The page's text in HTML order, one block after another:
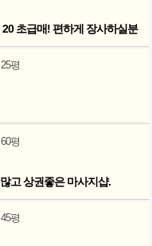
초급매! 편하게 장사하실분
25평
60평
고 상권좋은 마사지샵.
45평